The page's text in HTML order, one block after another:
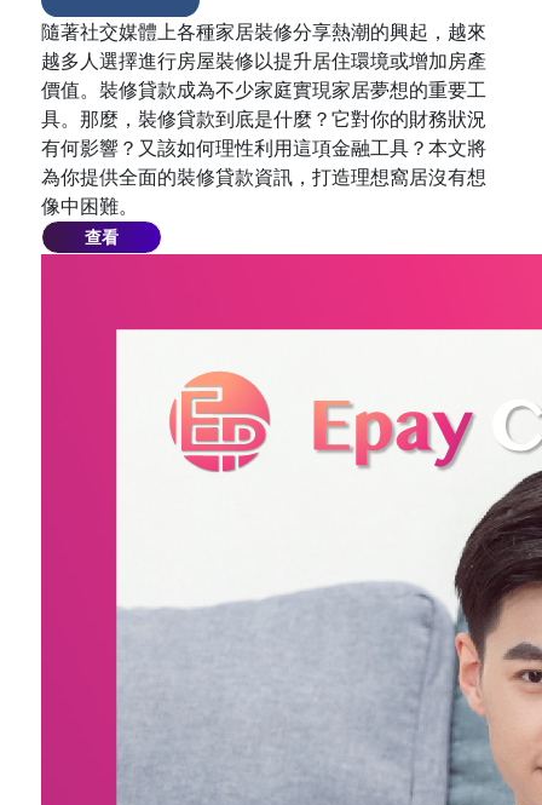
隨著社交媒體上各種家居裝修分享熱潮的興起，越來
越多人選擇進行房屋裝修以提升居住環境或增加房產
價值。裝修貸款成為不少家庭實現家居夢想的重要工
具。那麼，裝修貸款到底是什麼？它對你的財務狀況
有何影響？又該如何理性利用這項金融工具？本文將
為你提供全面的裝修貸款資訊，打造理想窩居沒有想
像中困難。
查看